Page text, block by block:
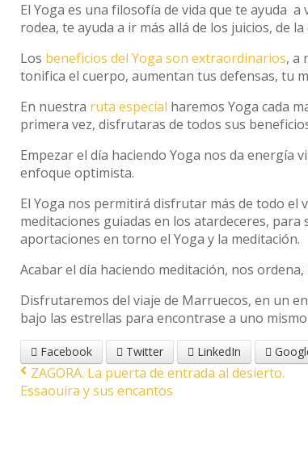
El Yoga es una filosofía de vida que te ayuda
rodea, te ayuda a ir más allá de los juicios, de la
Los beneficios del Yoga son extraordinarios, a
tonifica el cuerpo, aumentan tus defensas, tu
En nuestra ruta especial haremos Yoga cada
primera vez, disfrutaras de todos sus
Empezar el día haciendo Yoga nos da energía
enfoque optimista.
El Yoga nos permitirá disfrutar más de todo el
meditaciones guiadas en los atardeceres,
aportaciones en torno el Yoga y la meditación.
Acabar el día haciendo meditación, nos
Disfrutaremos del viaje de Marruecos, en un
bajo las estrellas para encontrase a uno
Facebook Twitter LinkedIn
ZAGORA. La puerta de entrada al desierto.
Essaouira y sus encantos